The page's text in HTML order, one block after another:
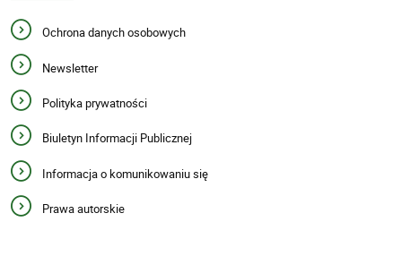
Ochrona danych osobowych
Newsletter
Polityka prywatności
Biuletyn Informacji Publicznej
Informacja o komunikowaniu się
Prawa autorskie